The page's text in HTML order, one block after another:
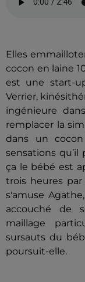
Elles
cocon en laine
est une start-
Verrier,
ingénieure
remplacer la
dans un
sensations
ça le bébé est
trois heures
s'amuse
accouché de
maillage
sursauts du
poursuit-elle.